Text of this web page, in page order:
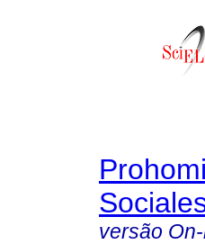
versão